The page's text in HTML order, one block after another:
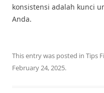
konsistensi adalah kunci
Anda.
This entry was posted in Tips
February 24, 2025.